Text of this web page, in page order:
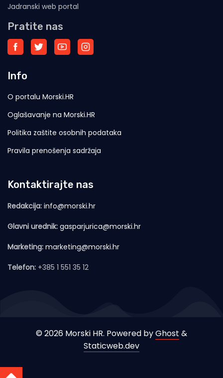
Jadranski web portal
Pratite nas
Info
O portalu Morski.HR
Oglašavanje na Morski.HR
Politika zaštite osobnih podataka
Pravila prenošenja sadržaja
Kontaktirajte nas
Redakcija: info@morski.hr
Glavni urednik: gasparjurica@morski.hr
Marketing: marketing@morski.hr
Telefon: +385 1 551 35 12
© 2026 Morski HR. Powered byGhost &
Staticweb.dev